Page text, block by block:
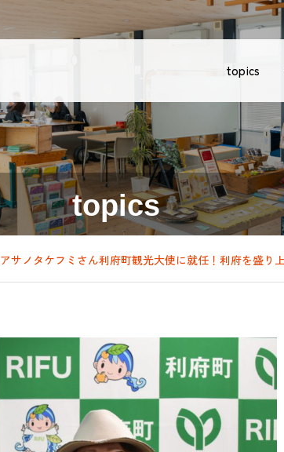
topics
topics
アサノタケフミさん利府町観光大使に就任！利府を盛り